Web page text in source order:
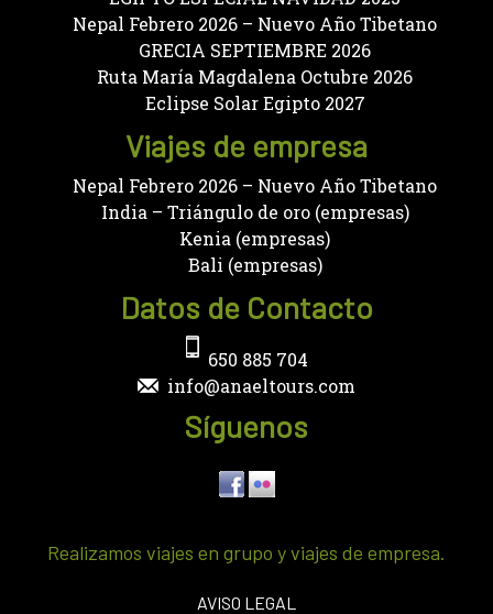
Nepal Febrero 2026 – Nuevo Año Tibetano
GRECIA SEPTIEMBRE 2026
Ruta María Magdalena Octubre 2026
Eclipse Solar Egipto 2027
Viajes de empresa
Nepal Febrero 2026 – Nuevo Año Tibetano
India – Triángulo de oro (empresas)
Kenia (empresas)
Bali (empresas)
Datos de Contacto
650 885 704
info@anaeltours.com
Síguenos
Realizamos viajes en grupo y viajes de empresa.
AVISO LEGAL